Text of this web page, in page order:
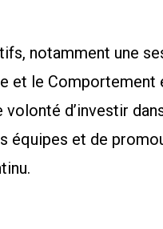
notamment une
et le Comportement
d’investir
équipes et de